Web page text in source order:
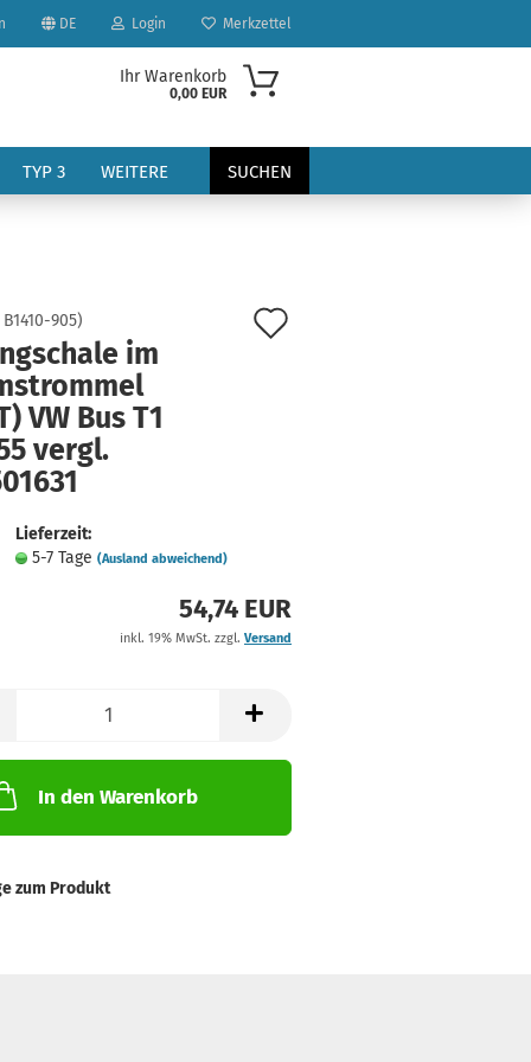
DE Login Merkzettel
Ihr Warenkorb
0,00 EUR
TYP 3 SUCHEN
WEITERE
B1410-905)
im
VW Bus T1
vergl.
Lieferzeit:
5-7 Tage (Ausland abweichend)
54,74 EUR
inkl. 19% MwSt. zzgl. Versand
In den Warenkorb
zum Produkt